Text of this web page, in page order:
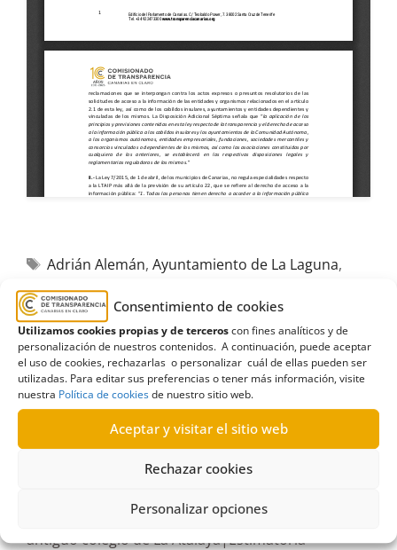
Consentimiento de cookies
Utilizamos cookies propias y de terceroscon fines analíticos y de
personalización de nuestros contenidos. A continuación, puede aceptar
el uso de cookies, rechazarlas o personalizar cuál de ellas pueden ser
utilizadas. Para editar sus preferencias o tener más información, visite
nuestra Política de cookiesde nuestro sitio web.
Aceptar y visitar el sitio web
Rechazar cookies
Personalizar opciones
Adrián Alemán, Ayuntamiento de La Laguna,
bibliotecas,Estimatoria
trabajadores ,Unión Sindical Obrera,USO
13/06/2025
sobre cesión de uso de las instalaciones en el
antiguo colegio de La Atalaya|Estimatoria